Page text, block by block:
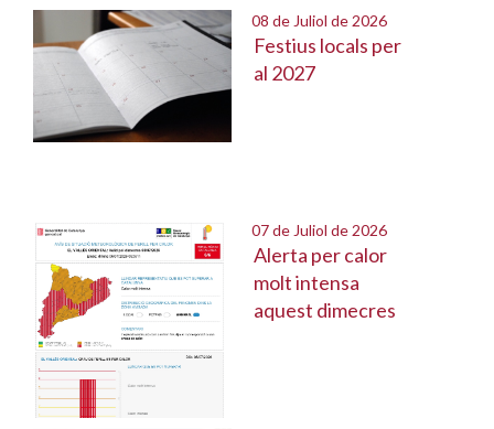
08 de Juliol de 2026
Festius locals per
al 2027
07 de Juliol de 2026
Alerta per calor
molt intensa
aquest dimecres